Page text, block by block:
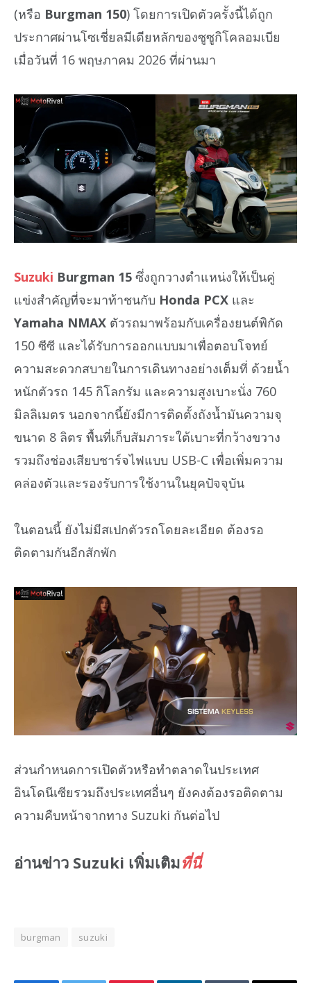
(หรือ Burgman 150) โดยการเปิดตัวครั้งนี้ได้ถูก
ประกาศผ่านโซเชี่ยลมีเดียหลักของซูซูกิโคลอมเบีย
เมื่อวันที่ 16 พฤษภาคม 2026 ที่ผ่านมา
Suzuki Burgman 15 ซึ่งถูกวางตำแหน่งให้เป็นคู่
แข่งสำคัญที่จะมาท้าชนกับ Honda PCX และ
Yamaha NMAX ตัวรถมาพร้อมกับเครื่องยนต์พิกัด
150 ซีซี และได้รับการออกแบบมาเพื่อตอบโจทย์
ความสะดวกสบายในการเดินทางอย่างเต็มที่ ด้วยน้ำ
หนักตัวรถ 145 กิโลกรัม และความสูงเบาะนั่ง 760
มิลลิเมตร นอกจากนี้ยังมีการติดตั้งถังน้ำมันความจุ
ขนาด 8 ลิตร พื้นที่เก็บสัมภาระใต้เบาะที่กว้างขวาง
รวมถึงช่องเสียบชาร์จไฟแบบ USB-C เพื่อเพิ่มความ
คล่องตัวและรองรับการใช้งานในยุคปัจจุบัน
ในตอนนี้ ยังไม่มีสเปกตัวรถโดยละเอียด ต้องรอ
ติดตามกันอีกสักพัก
ส่วนกำหนดการเปิดตัวหรือทำตลาดในประเทศ
อินโดนีเซียรวมถึงประเทศอื่นๆ ยังคงต้องรอติดตาม
ความคืบหน้าจากทาง Suzuki กันต่อไป
อ่านข่าว Suzuki เพิ่มเติมที่นี่
burgman suzuki